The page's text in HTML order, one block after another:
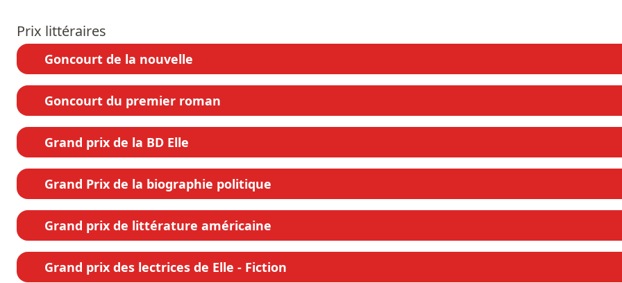
Prix littéraires
Goncourt de la nouvelle
Goncourt du premier roman
Grand prix de la BD Elle
Grand Prix de la biographie politique
Grand prix de littérature américaine
Grand prix des lectrices de Elle - Fiction